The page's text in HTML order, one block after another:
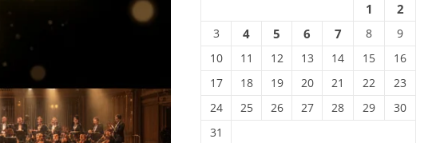
1 2
3 4 5 6 7 8
9
10
11 12 13 14 15
16
17
18 19 20 21 22
23
24
25 26 27 28 29
30
31